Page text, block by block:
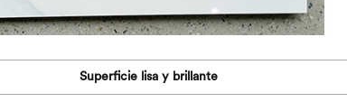
Superficie lisa y brillante